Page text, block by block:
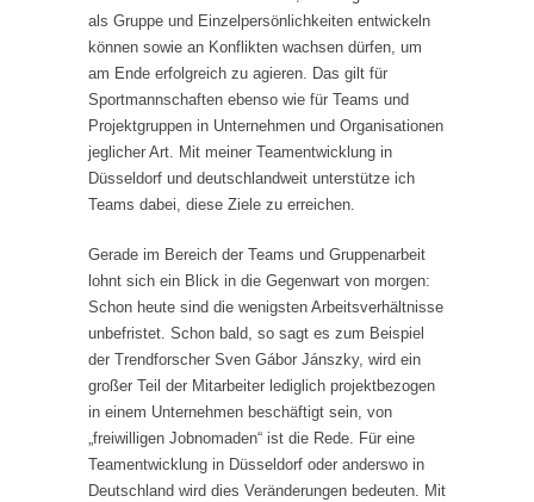
als Gruppe und Einzelpersönlichkeiten entwickeln
können sowie an Konflikten wachsen dürfen, um
am Ende erfolgreich zu agieren. Das gilt für
Sportmannschaften ebenso wie für Teams und
Projektgruppen in Unternehmen und Organisationen
jeglicher Art. Mit meiner Teamentwicklung in
Düsseldorf und deutschlandweit unterstütze ich
Teams dabei, diese Ziele zu erreichen.
Gerade im Bereich der Teams und Gruppenarbeit
lohnt sich ein Blick in die Gegenwart von morgen:
Schon heute sind die wenigsten Arbeitsverhältnisse
unbefristet. Schon bald, so sagt es zum Beispiel
der Trendforscher Sven Gábor Jánszky, wird ein
großer Teil der Mitarbeiter lediglich projektbezogen
in einem Unternehmen beschäftigt sein, von
„freiwilligen Jobnomaden“ ist die Rede. Für eine
Teamentwicklung in Düsseldorf oder anderswo in
Deutschland wird dies Veränderungen bedeuten. Mit